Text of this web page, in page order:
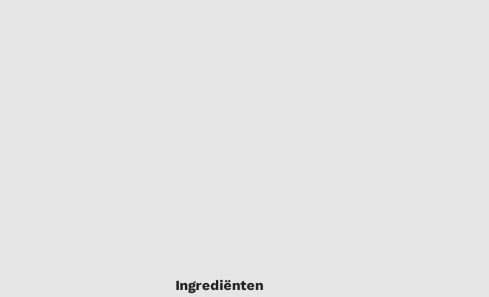
Ingrediënten